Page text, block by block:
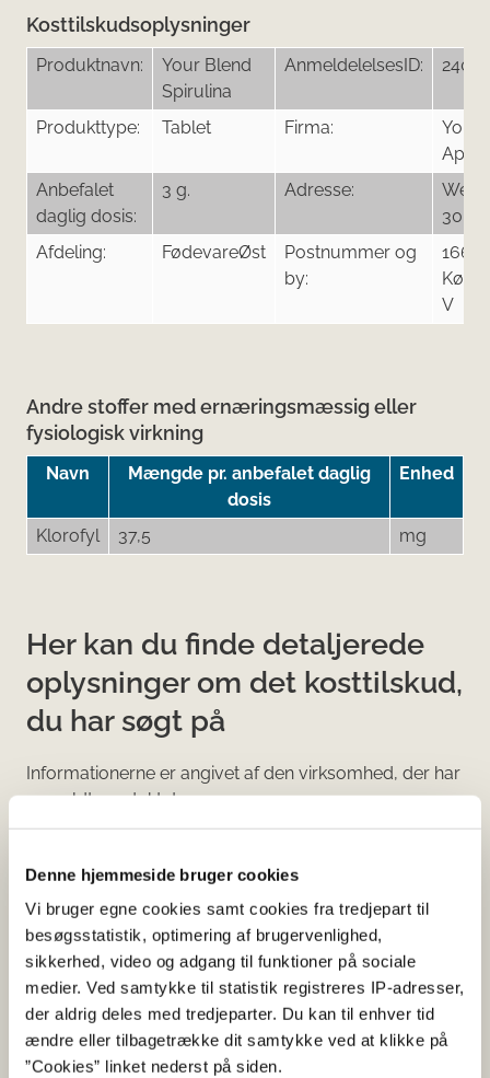
Denne hjemmeside bruger cookies
Vi bruger egne cookies samt cookies fra tredjepart til
besøgsstatistik, optimering af brugervenlighed,
sikkerhed, video og adgang til funktioner på sociale
medier. Ved samtykke til statistik registreres IP-adresser,
der aldrig deles med tredjeparter. Du kan til enhver tid
ændre eller tilbagetrække dit samtykke ved at klikke på
”Cookies” linket nederst på siden.
Kosttilskudsoplysninger
Produktnavn:
Your Blend
Spirulina
AnmeldelelsesID:
Produkttype: Tablet Firma:
Your
ApS
Anbefalet
daglig dosis:
3 g. Adresse:
30, 1
Afdeling:
FødevareØst
Postnummer og
by:
1661
V
Andre stoffer med ernæringsmæssig eller
fysiologisk virkning
Navn
Mængde pr. anbefalet daglig
dosis
Enhed
Klorofyl 37,5 mg
Her kan du finde detaljerede
oplysninger om det kosttilskud,
du har søgt på
Informationerne er angivet af den virksomhed, der har
anmeldt produktet.
indeholder, og i hvilke mængder:
Vitaminer og mineraler.
Andre stoffer end vitaminer og
mineraler med ernæringsmæssig eller
fysiologisk virkning.
Tilsætningsstoffer og aromaer.
Øvrige ingredienser.